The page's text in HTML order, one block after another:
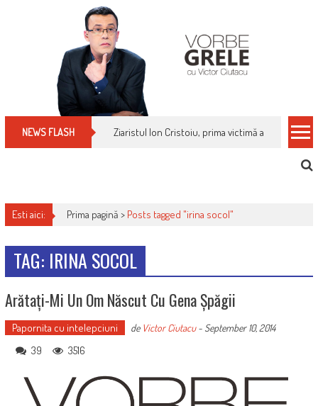
NEWS FLASH Ziaristul Ion Cristoiu, prima victimă a noi
Esti aici: Prima pagină > Posts tagged "irina socol"
TAG: IRINA SOCOL
Arătați-Mi Un Om Născut Cu Gena Șpăgii
Papornita cu intelepciuni de Victor Ciutacu- September 10, 2014
39 3516